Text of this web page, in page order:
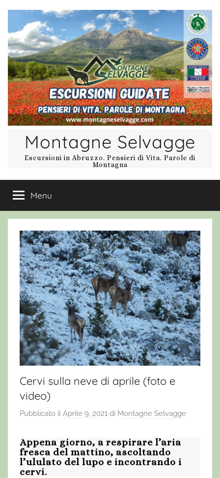
contenuto
Montagne Selvagge
Escursioni in Abruzzo. Pensieri di Vita. Parole di
Montagna
Menu
Cervi sulla neve di aprile (foto e
video)
Pubblicato il Aprile 9, 2021 di Montagne Selvagge
Appena giorno, a respirare l’aria
fresca del mattino, ascoltando
l’ululato del lupo e incontrando i
cervi.